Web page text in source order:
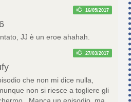
16/05/2017
JJ è un eroe ahahah.
27/03/2017
che non mi dice nulla,
non si riesce a togliere gli